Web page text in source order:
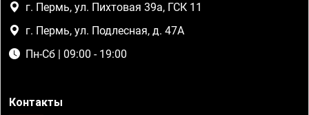
г. Пермь, ул. Пихтовая 39а, ГСК 11
г. Пермь, ул. Подлесная, д. 47А
Пн-Сб | 09:00 - 19:00
Контакты